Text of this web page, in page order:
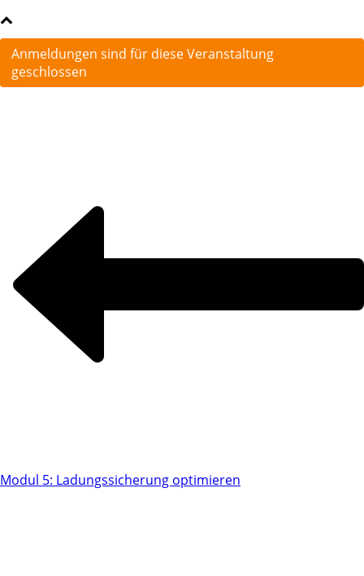
Anmeldungen sind für diese Veranstaltung
geschlossen
Modul 5: Ladungssicherung optimieren